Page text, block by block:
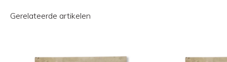
Gerelateerde artikelen